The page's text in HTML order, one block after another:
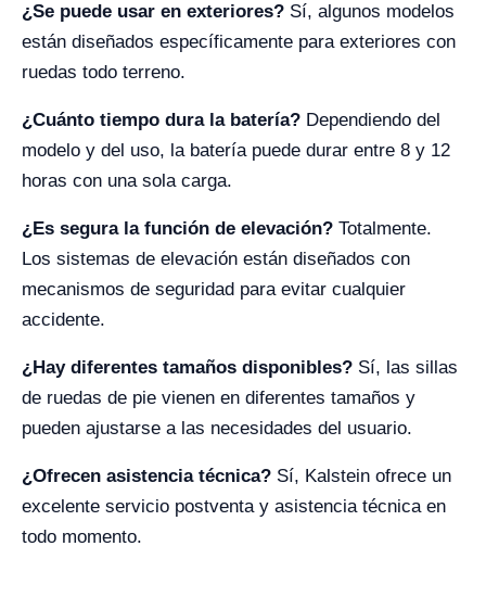
¿Se puede usar en exteriores? Sí, algunos modelos
están diseñados específicamente para exteriores con
ruedas todo terreno.
¿Cuánto tiempo dura la batería? Dependiendo del
modelo y del uso, la batería puede durar entre 8 y 12
horas con una sola carga.
¿Es segura la función de elevación? Totalmente.
Los sistemas de elevación están diseñados con
mecanismos de seguridad para evitar cualquier
accidente.
¿Hay diferentes tamaños disponibles? Sí, las sillas
de ruedas de pie vienen en diferentes tamaños y
pueden ajustarse a las necesidades del usuario.
¿Ofrecen asistencia técnica? Sí, Kalstein ofrece un
excelente servicio postventa y asistencia técnica en
todo momento.